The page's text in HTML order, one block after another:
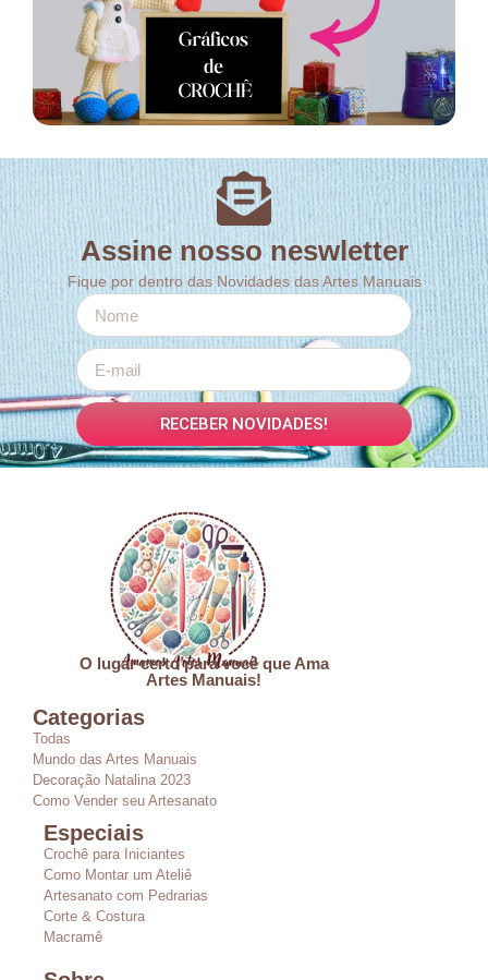
Assine nosso neswletter
Fique por dentro das Novidades das Artes Manuais
RECEBER NOVIDADES!
O lugar certo para você que Ama
Artes Manuais!
Categorias
Todas
Mundo das Artes Manuais
Decoração Natalina 2023
Como Vender seu Artesanato
Especiais
Crochê para Iniciantes
Como Montar um Ateliê
Artesanato com Pedrarias
Corte & Costura
Macramê